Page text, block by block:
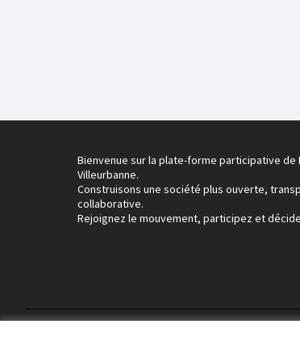
Bienvenue sur la plate-forme participative de
Villeurbanne.
Construisons une société plus ouverte,
collaborative.
Rejoignez le mouvement, participez et